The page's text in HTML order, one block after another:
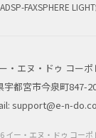
SP-FAXSPHERE LIGHT
・エヌ・ドゥ コー
宇都宮市今泉町847-
support@e-n-
イー・エヌ・ドゥ コーポ